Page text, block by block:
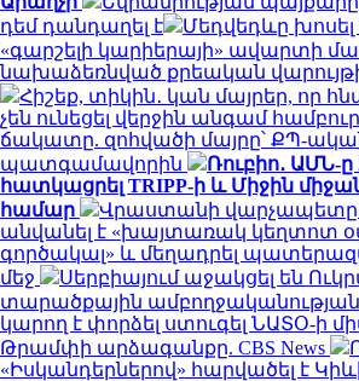
դեմ դանդաղել է
Մեդվեդևը խոսել
«գարշելի կարիերայի» ավարտի
նախաձեռնված քրեական
Հիշեք, տիկին․ կան մայրեր, որ
չեն ունեցել վերջին անգամ
ճակատը. զոհվածի մայրը՝ ՔՊ-
պատգամավորին
Ռուբիո․ ԱՄՆ-ը
հատկացրել TRIPP-ի և Միջին
համար
Վրաստանի վարչապետը
անվանել է «խայտառակ կեղտոտ
գործակալ» և մեղադրել
մեջ
Սերբիայում աջակցել են
տարածքային
կարող է փորձել ստուգել ՆԱՏՕ-ի
Թրամփի արձագանքը. CBS News
«Իսկանդերներով» հարվածել է